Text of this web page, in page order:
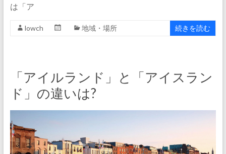
は「ア
lowch 地域・場所 続きを読む
「アイルランド」と「アイスラン
ド」の違いは?